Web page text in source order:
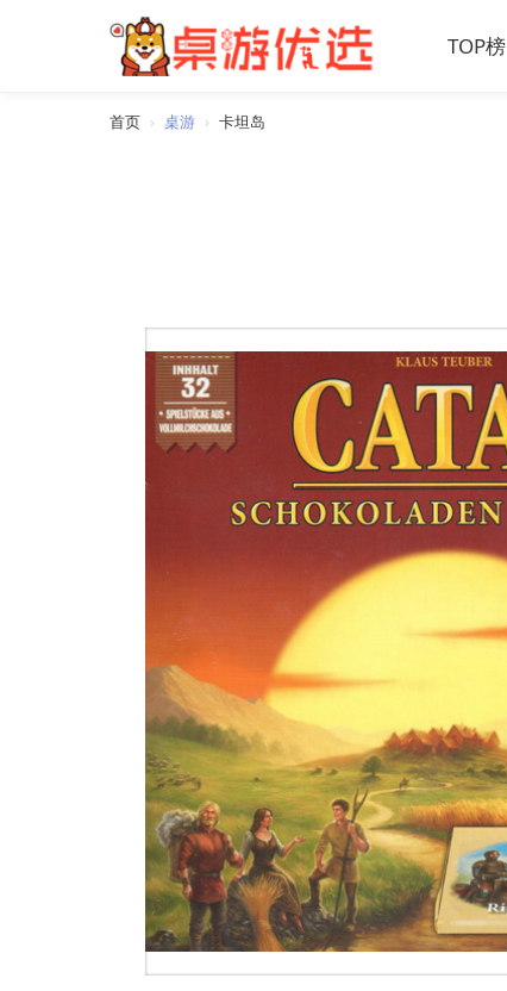
TOP榜
首页 › 桌游 › 卡坦岛